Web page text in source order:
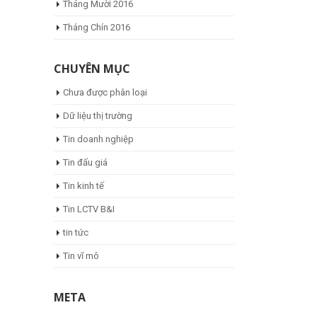
Tháng Mười 2016
Tháng Chín 2016
CHUYÊN MỤC
Chưa được phân loại
Dữ liệu thị trường
Tin doanh nghiệp
Tin đấu giá
Tin kinh tế
Tin LCTV B&I
tin tức
Tin vĩ mô
META